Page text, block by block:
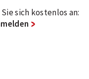
sich kostenlos an: